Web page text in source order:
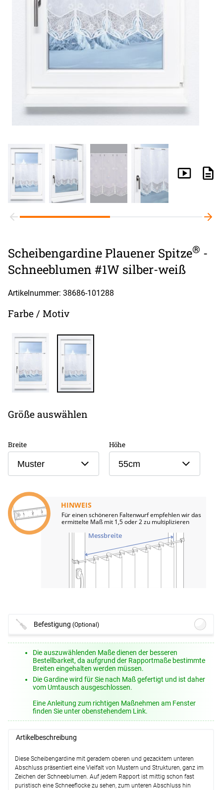
Scheibengardine Plauener Spitze® -
Schneeblumen #1W silber-weiß
Artikelnummer: 38686-101288
Farbe / Motiv
Größe auswählen
Breite
Muster
Höhe
55cm
Für einen schöneren Faltenwurf empfehlen wir das
ermittelte Maß mit 1,5 oder 2 zu multiplizieren
HINWEIS
Messbreite
Befestigung(Optional)
+10,95 EUR)
Optionen verfügbar, bitte konfigurieren.
Lysel - Spannvitrage zum Klemmen
#1W (ab +30,45 EUR)
Optionen verfügbar, bitte konfigurieren.
Lysel - SET Klemmstangen Smart #1W
Lysel - Klemmstange Light #1W(ab
+12,95 EUR)
Optionen verfügbar, bitte konfigurieren.
Die auszuwählenden Maße dienen der besseren
Bestellbarkeit, da aufgrund der Rapportmaße bestimmte
Breiten eingehalten werden müssen.
Die Gardine wird für Sie nach Maß gefertigt und ist daher
vom Umtausch ausgeschlossen.
Eine Anleitung zum richtigen Maßnehmen am Fenster
finden Sie unter obenstehendem Link.
Artikelbeschreibung
Diese Scheibengardine mit geradem oberen und gezacktem unteren
Abschluss präsentiert eine Vielfalt von Mustern und Strukturen, ganz im
Zeichen der Schneeblumen. Auf jedem Rapport ist mittig schon fast
puristisch eine Schneeflocke zu sehen, zum unteren Abschluss hin